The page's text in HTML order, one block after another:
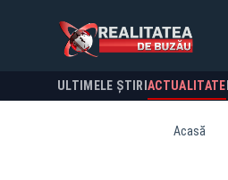
ULTIMELE ȘTIRI ACTUALITATE
Acasă